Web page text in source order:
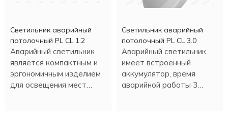
Светильник аварийный
потолочный PL CL 1.2
Аварийный светильник
является компактным и
эргономичным изделием
для освещения мест
Светильник аварийный
потолочный PL CL 3.0
Аварийный светильник
имеет встроенный
аккумулятор, время
аварийной работы 3